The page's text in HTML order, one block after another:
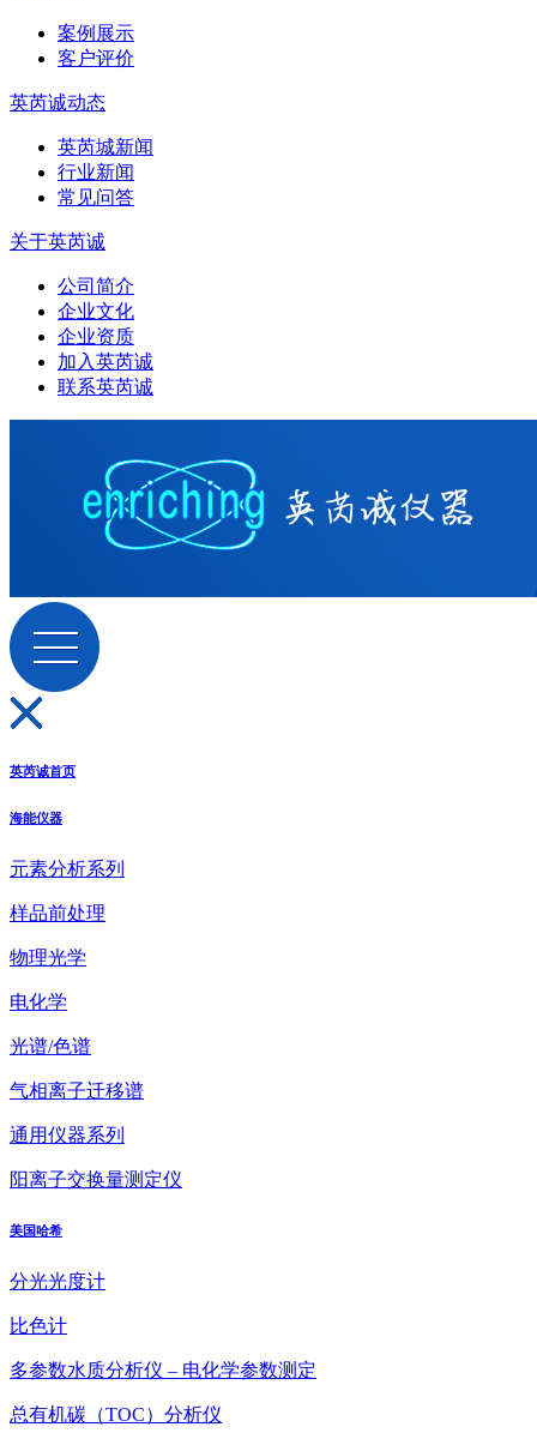
案例展示
客户评价
英芮诚动态
英芮城新闻
行业新闻
常见问答
关于英芮诚
公司简介
企业文化
企业资质
加入英芮诚
联系英芮诚
英芮诚首页
海能仪器
元素分析系列
样品前处理
物理光学
电化学
光谱/色谱
气相离子迁移谱
通用仪器系列
阳离子交换量测定仪
美国哈希
分光光度计
比色计
多参数水质分析仪 – 电化学参数测定
总有机碳（TOC）分析仪